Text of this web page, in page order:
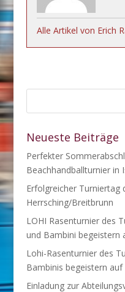
Alle Artikel von Erich
Neueste Beiträge
Perfekter
Beachhandballturnier in
Erfolgreicher Turniertag
Herrsching/Breitbrunn
LOHI Rasenturnier des
und Bambini begeistern
Lohi-Rasenturnier des
Bambinis begeistern auf
Einladung zur